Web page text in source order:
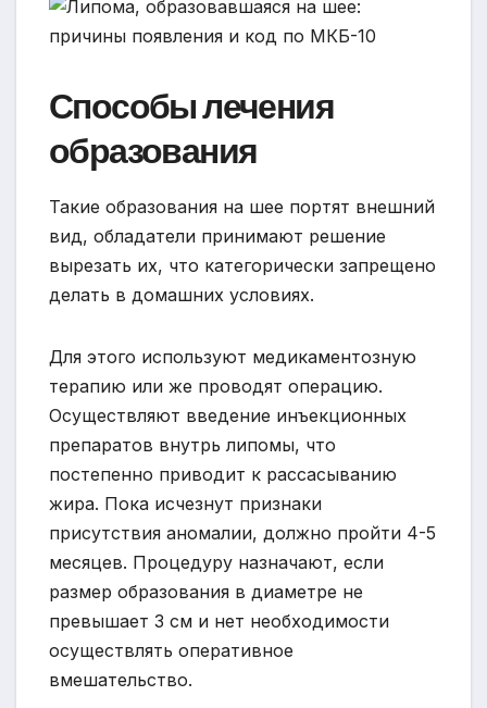
Способы лечения
образования
Такие образования на шее портят внешний
вид, обладатели принимают решение
вырезать их, что категорически запрещено
делать в домашних условиях.
Для этого используют медикаментозную
терапию или же проводят операцию.
Осуществляют введение инъекционных
препаратов внутрь липомы, что
постепенно приводит к рассасыванию
жира. Пока исчезнут признаки
присутствия аномалии, должно пройти 4-5
месяцев. Процедуру назначают, если
размер образования в диаметре не
превышает 3 см и нет необходимости
осуществлять оперативное
вмешательство.